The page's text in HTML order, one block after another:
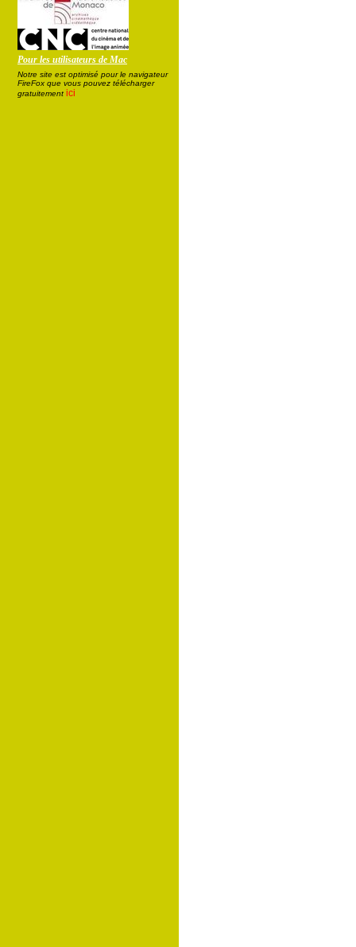
Pour les utilisateurs de Mac
Notre site est optimisé pour le navigateur
FireFox que vous pouvez télécharger
gratuitement ici